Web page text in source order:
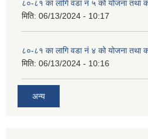
८०-८१ का लागि वडा नं ५ को योजना तथा
मिति: 06/13/2024 - 10:17
८०-८१ का लागि वडा नं ४ को योजना तथा
मिति: 06/13/2024 - 10:16
अन्य